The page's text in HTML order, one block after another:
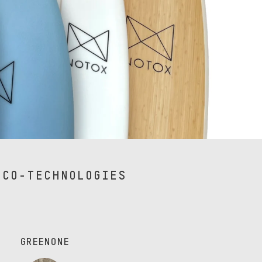
TECHNOLOGIES
GREENONE